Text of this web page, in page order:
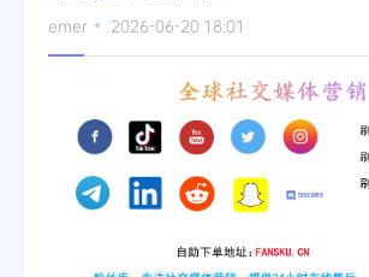
emer 2026-06-20 18:01